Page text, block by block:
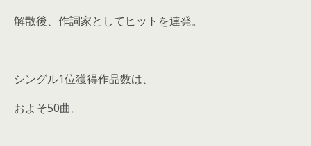
解散後、作詞家としてヒットを連発。
シングル1位獲得作品数は、
およそ50曲。